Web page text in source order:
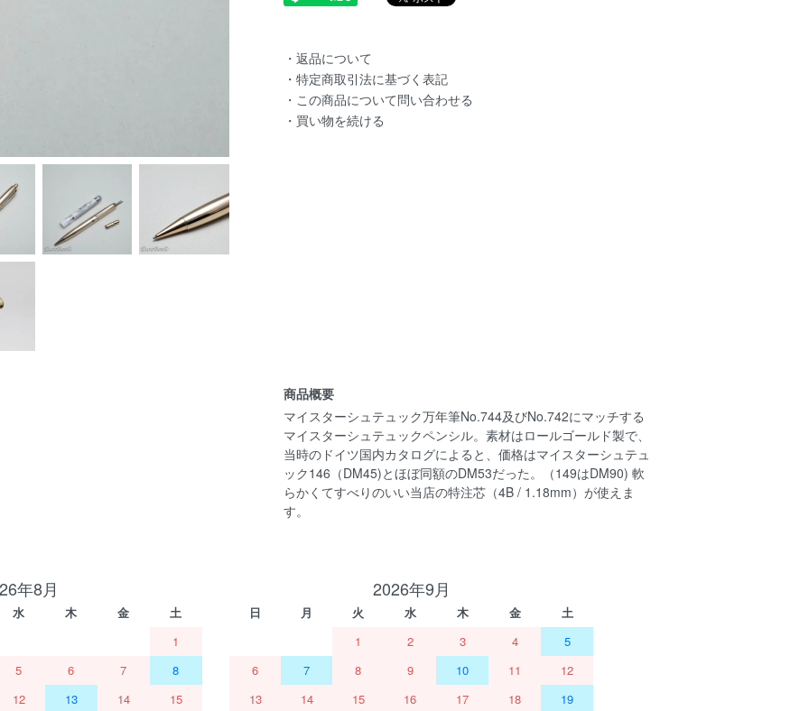
・返品について
・特定商取引法に基づく表記
・この商品について問い合わせる
・買い物を続ける
商品概要
マイスターシュテュック万年筆No.744及びNo.742にマッチする
マイスターシュテュックペンシル。素材はロールゴールド製で、
当時のドイツ国内カタログによると、価格はマイスターシュテュ
ック146（DM45)とほぼ同額のDM53だった。（149はDM90) 軟
らかくてすべりのいい当店の特注芯（4B / 1.18mm）が使えま
す。
年8月
水 木 金
土
1
5
6 7
8
12
13 14
15
2026年9月
日 月 火 水 木 金
土
1
2 3 4
5
6
7 8 9 10 11
12
13
14 15 16 17 18
19